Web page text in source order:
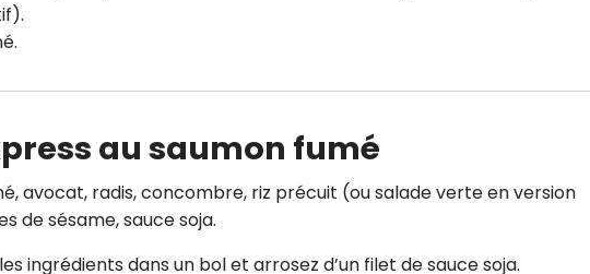
au saumon fumé
avocat, radis, concombre, riz précuit (ou salade verte en version
de sésame, sauce soja.
ingrédients dans un bol et arrosez d’un filet de sauce soja.